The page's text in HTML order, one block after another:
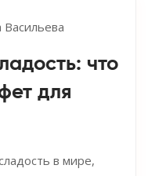
Васильева
что
для
в мире,